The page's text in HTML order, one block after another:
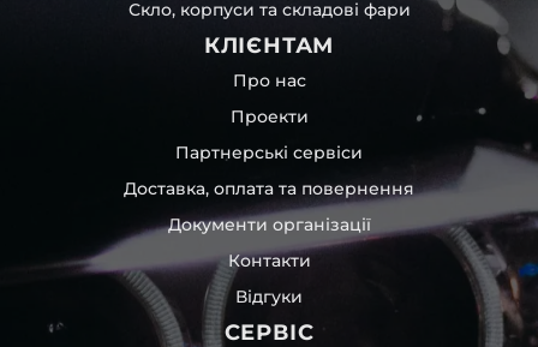
Скло, корпуси та складові фари
КЛІЄНТАМ
Про нас
Проекти
Партнерські сервіси
Доставка, оплата та повернення
Документи організації
Контакти
Відгуки
СЕРВІС